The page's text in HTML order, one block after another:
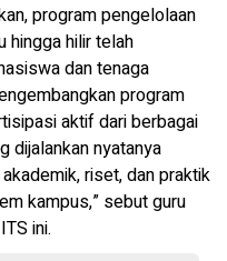
program pengelolaan
hingga hilir telah
dan tenaga
program
aktif dari berbagai
dijalankan nyatanya
riset, dan praktik
kampus,” sebut guru
ITS ini.